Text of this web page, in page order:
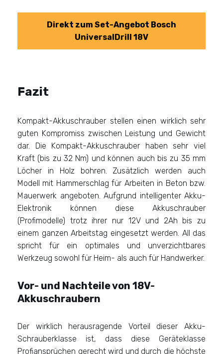
Direkt zum Set-Angebot Bosch
UniversalDrill 18V
Fazit
Kompakt-Akkuschrauber stellen einen wirklich sehr
guten Kompromiss zwischen Leistung und Gewicht
dar. Die Kompakt-Akkuschrauber haben sehr viel
Kraft (bis zu 32 Nm) und können auch bis zu 35 mm
Löcher in Holz bohren. Zusätzlich werden auch
Modell mit Hammerschlag für Arbeiten in Beton bzw.
Mauerwerk angeboten. Aufgrund intelligenter Akku-
Elektronik können diese Akkuschrauber
(Profimodelle) trotz ihrer nur 12V und 2Ah bis zu
einem ganzen Arbeitstag eingesetzt werden. All das
spricht für ein optimales und unverzichtbares
Werkzeug sowohl für Heim- als auch für Handwerker.
Vor- und Nachteile von 18V-
Akkuschraubern
Der wirklich herausragende Vorteil dieser Akku-
Schrauberklasse ist, dass diese Geräteklasse
Profiansprüchen gerecht wird und durch die höchste